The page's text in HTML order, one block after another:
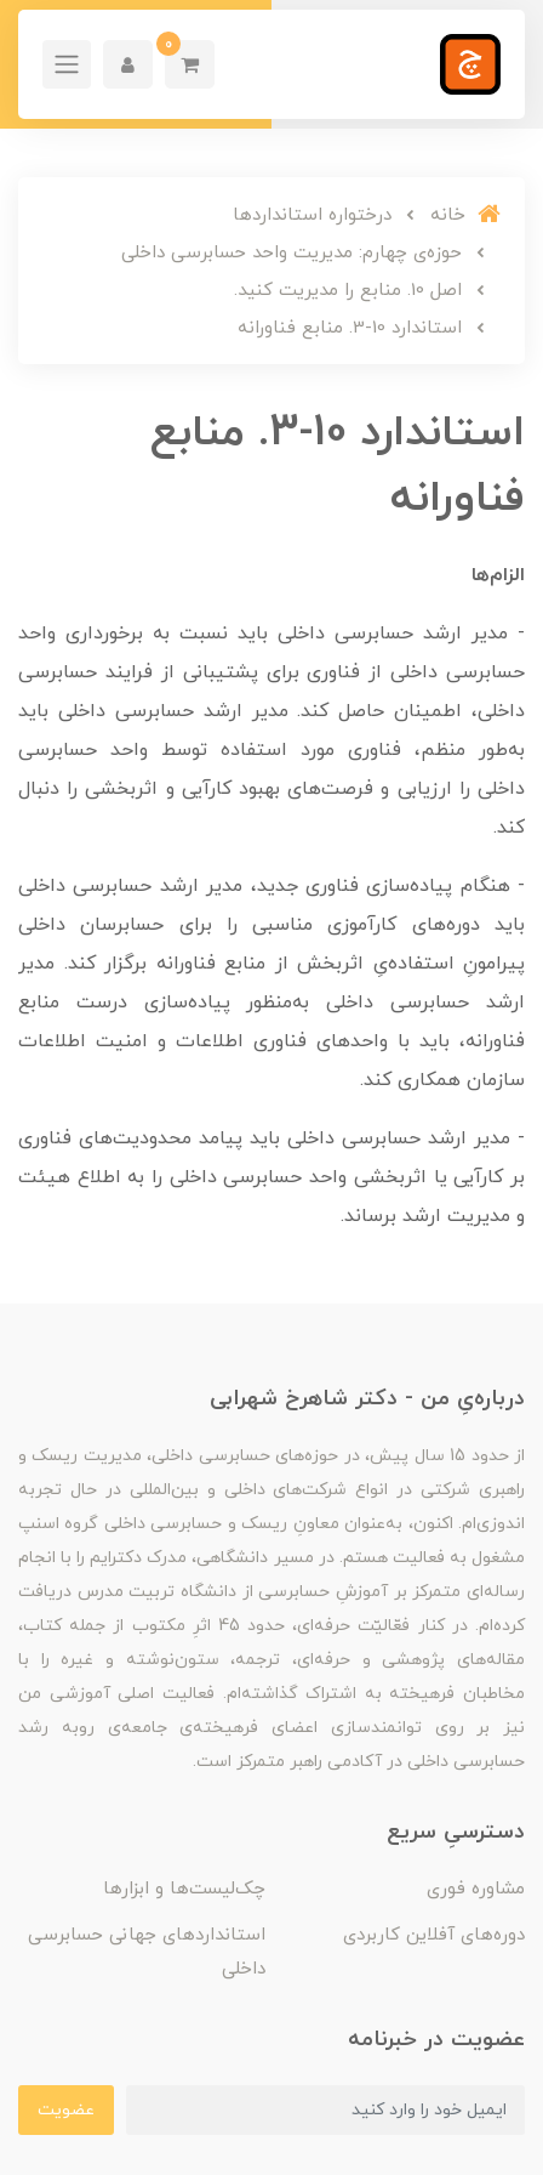
0
خانه
درختواره استانداردها
حوزه‌ی چهارم: مدیریت واحد حسابرسی داخلی
اصل 10. منابع را مدیریت کنید.
استاندارد 10-3. منابع فناورانه
استاندارد 10-3. منابع
فناورانه
الزام­‌ها
- مدیر ارشد حسابرسی داخلی باید نسبت به برخورداری واحد
حسابرسی داخلی از فناوری برای پشتیبانی از فرایند حسابرسی
داخلی، اطمینان حاصل کند. مدیر ارشد حسابرسی داخلی باید
به‌طور منظم، فناوری مورد استفاده توسط واحد حسابرسی
داخلی را ارزیابی و فرصت‌های بهبود کارآیی و اثربخشی را دنبال
کند.
- هنگام پیاده‌­سازی فناوری جدید، مدیر ارشد حسابرسی داخلی
باید دوره‌های کارآموزی مناسبی را برای حسابرسان داخلی
پیرامونِ استفاده‌یِ اثربخش از منابع فناورانه برگزار کند. مدیر
ارشد حسابرسی داخلی به­‌منظور پیاده‌­سازی درست منابع
فناورانه، باید با واحدهای فناوری اطلاعات و امنیت اطلاعات
سازمان همکاری کند.
- مدیر ارشد حسابرسی داخلی باید پیامد محدودیت‌های فناوری
بر کارآیی یا اثربخشی واحد حسابرسی داخلی را به اطلاع هیئت
و مدیریت ارشد برساند.
درباره‌یِ من - دکتر شاهرخ شهرابی
از حدود 15 سال پیش، در حوزه‌های حسابرسی داخلی، مدیریت ریسک و
راهبری شرکتی در انواع شرکت‌های داخلی و بین‌المللی در حال تجربه
اندوزی‌ام. اکنون، به‌عنوان معاونِ ریسک و حسابرسی داخلی گروه اسنپ
مشغول به فعالیت هستم. در مسیر دانشگاهی، مدرک دکترایم را با انجام
رساله‌ای متمرکز بر آموزشِ حسابرسی از دانشگاه تربیت مدرس دریافت
کرده‌ام. در کنار فعّالیّت حرفه‌ای، حدود 45 اثرِ مکتوب از جمله کتاب،
مقاله‌های پژوهشی و حرفه‌ای، ترجمه، ستون‌نوشته و غیره را با
مخاطبان فرهیخته به اشتراک گذاشته‌ام. فعالیت اصلی آموزشی من
نیز بر روی توانمندسازی اعضای فرهیخته‌ی جامعه‌ی روبه رشد
حسابرسی داخلی در آکادمی راهبر متمرکز است.
دسترسیِ سریع
مشاوره فوری
چک‌لیست‌ها و ابزارها
دوره‌های آفلاین کاربردی
استانداردهای جهانی حسابرسی
داخلی
عضویت در خبرنامه
عضویت